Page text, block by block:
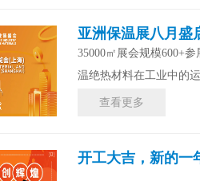
亚洲保温展八月盛
35000㎡展会规模600+
温绝热材料在工业中的
查看更多
开工大吉，新的一